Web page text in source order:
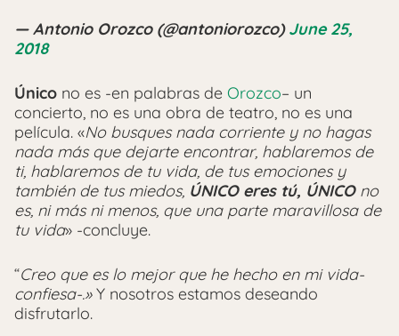
— Antonio Orozco (@antoniorozco)June 25,
2018
Único no es -en palabras de Orozco– un
concierto, no es una obra de teatro, no es una
película. «No busques nada corriente y no hagas
nada más que dejarte encontrar, hablaremos de
ti, hablaremos de tu vida, de tus emociones y
también de tus miedos, ÚNICO eres tú, ÚNICOno
es, ni más ni menos, que una parte maravillosa de
tu vida» -concluye.
“Creo que es lo mejor que he hecho en mi vida-
confiesa-.»Y nosotros estamos deseando
disfrutarlo.